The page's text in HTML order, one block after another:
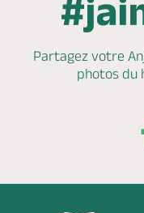
Partagez votre
photos du